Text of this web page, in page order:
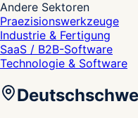
Andere Sektoren
Praezisionswerkzeuge
Industrie & Fertigung
SaaS / B2B-Software
Technologie & Software